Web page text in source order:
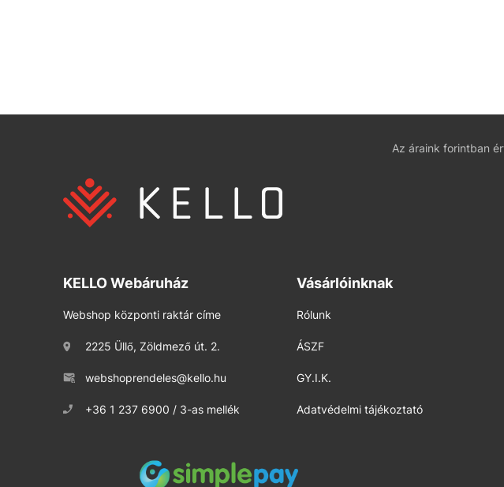
Az áraink forintban
KELLO Webáruház
Webshop központi raktár címe
2225 Üllő, Zöldmező út. 2.
webshoprendeles@kello.hu
+36 1 237 6900 / 3-as mellék
Vásárlóinknak
Rólunk
ÁSZF
GY.I.K.
Adatvédelmi tájékoztató